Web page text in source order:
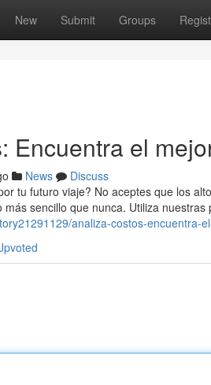
New Submit Groups
Encuentra el
News
Discuss
tu futuro viaje? No aceptes que los
sencillo que nunca. Utiliza nuestras
analiza-costos-encuentra-